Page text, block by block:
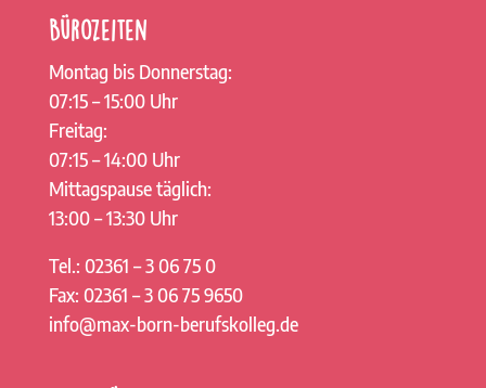
Bürozeiten
Montag bis Donnerstag:
07:15 – 15:00 Uhr
Freitag:
07:15 – 14:00 Uhr
Mittagspause täglich:
13:00 – 13:30 Uhr
Tel.: 02361 – 3 06 75 0
Fax: 02361 – 3 06 75 9650
info@max-born-berufskolleg.de